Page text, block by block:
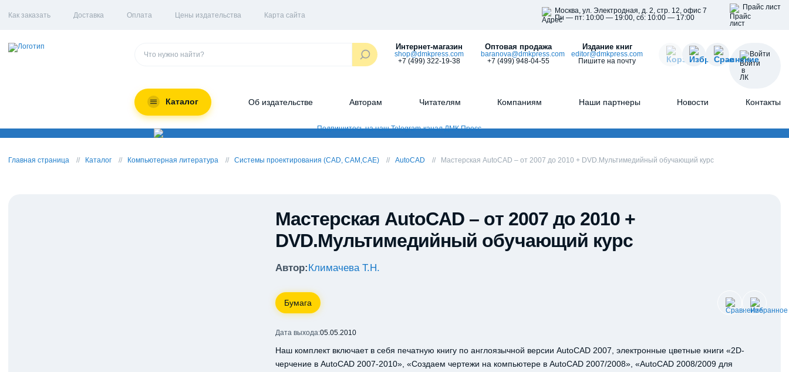
Как заказать Доставка Оплата Цены издательства Карта сайта
Москва, ул. Электродная, д. 2, стр. 12, офис 7
Пн — пт: 10:00 — 19:00, сб: 10:00 — 17:00
Прайс лист
Интернет-магазин
shop@dmkpress.com
+7 (499) 322-19-38
Оптовая продажа
baranova@dmkpress.com
+7 (499) 948-04-55
Издание книг
editor@dmkpress.com
Пишите на почту
Войти
Каталог Об издательстве Авторам Читателям Компаниям Наши партнеры Новости Контакты
Главная страница Каталог Компьютерная литература Системы проектирования (CAD, CAM,CAE) AutoCAD Мастерская AutoCAD – от 2007 до 2010 + DVD.Мультимедийный обучающий курс
Мастерская AutoCAD – от 2007 до 2010 +
DVD.Мультимедийный обучающий курс
Автор:Климачева Т.Н.
Бумага
Дата выхода:05.05.2010
Наш комплект включает в себя печатную книгу по англоязычной версии AutoCAD 2007, электронные цветные книги «2D-
черчение в AutoCAD 2007-2010», «Создаем чертежи на компьютере в AutoCAD 2007/2008», «AutoCAD 2008/2009 для